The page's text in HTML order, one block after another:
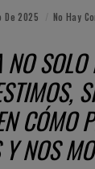
De 2025
No Hay
SOLO
CÓMO
NOS